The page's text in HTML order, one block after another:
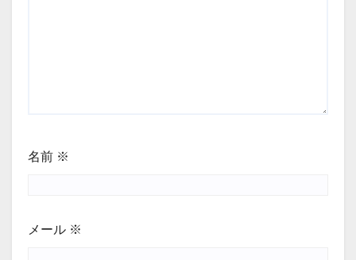
名前 ※
メール ※